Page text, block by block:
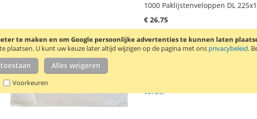
te maken en om Google persoonlijke advertenties te kunnen laten
plaatsen. U kunt uw keuze later altijd wijzigen op de pagina met ons privacybeleid.
Alles weigeren
Voorkeuren
1000 Paklijstenveloppen DL
€ 26,75
In Winkelwagen
VOEG
verder